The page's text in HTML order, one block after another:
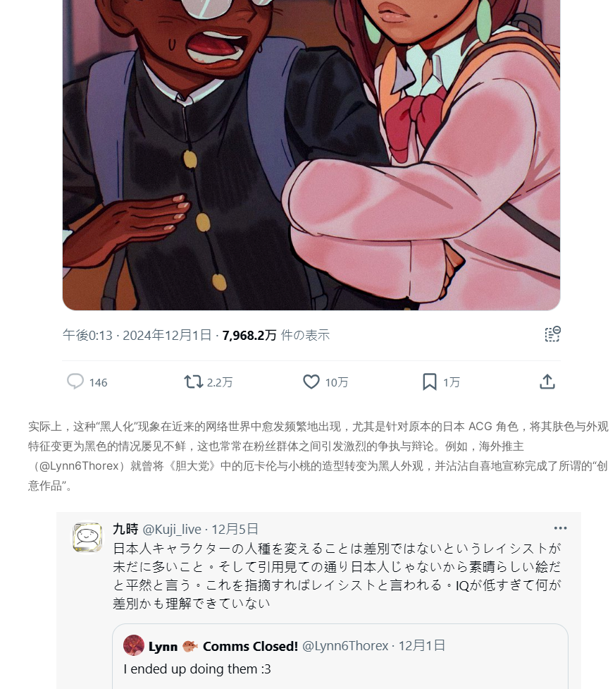
实际上，这种“黑人化”现象在近来的网络世界中愈发频繁地出现，尤其是针对原本的日本 ACG 角色，将其肤色与外观
特征变更为黑色的情况屡见不鲜，这也常常在粉丝群体之间引发激烈的争执与辩论。例如，海外推主
（@Lynn6Thorex）就曾将《胆大党》中的厄卡伦与小桃的造型转变为黑人外观，并沾沾自喜地宣称完成了所谓的“创
意作品”。